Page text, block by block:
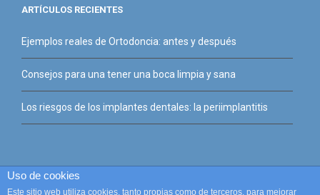
ARTÍCULOS RECIENTES
Ejemplos reales de Ortodoncia: antes y después
Consejos para una tener una boca limpia y sana
Los riesgos de los implantes dentales: la periimplantitis
Copyright 2015 Clínica Dental Santos Marino | Todos los Derechos
Uso de cookies
Este sitio web utiliza cookies, tanto propias como de terceros, para mejorar